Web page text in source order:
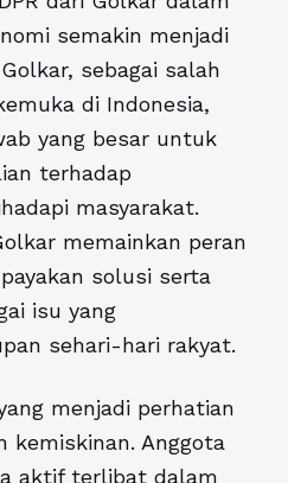
semakin menjadi
sebagai salah
di Indonesia,
yang besar untuk
terhadap
masyarakat.
memainkan peran
solusi serta
isu yang
sehari-hari rakyat.
menjadi perhatian
kemiskinan. Anggota
aktif terlibat dalam